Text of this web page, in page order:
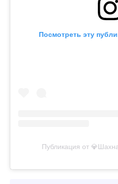
Посмотреть эту
Публикация от